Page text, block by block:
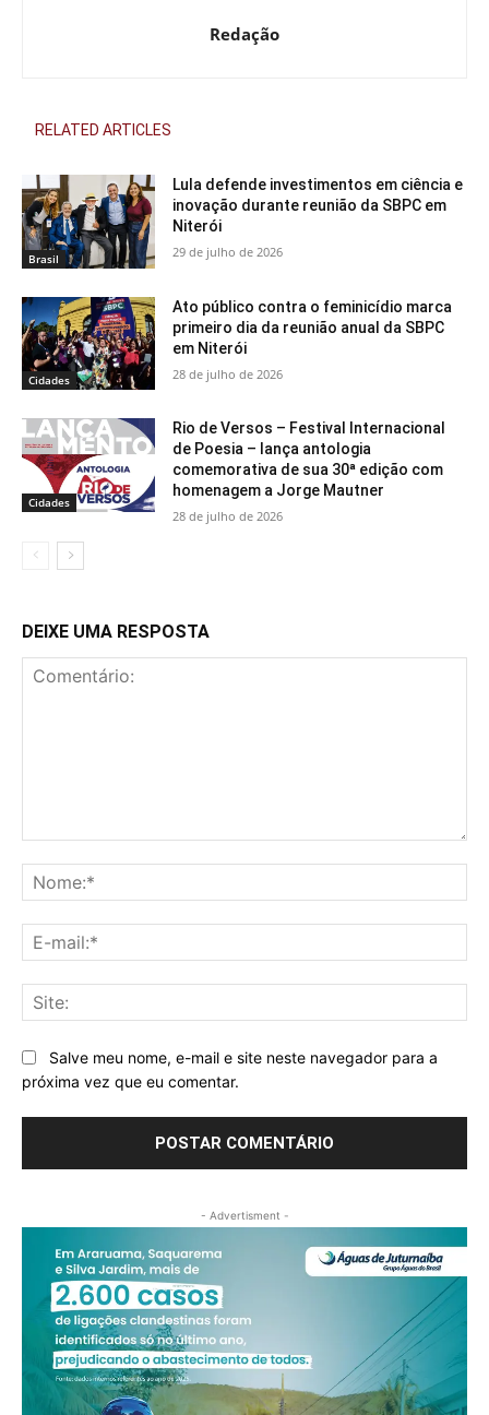
Redação
RELATED ARTICLES
Brasil
Lula defende investimentos em ciência e
inovação durante reunião da SBPC em
Niterói
29 de julho de 2026
Cidades
Ato público contra o feminicídio marca
primeiro dia da reunião anual da SBPC
em Niterói
28 de julho de 2026
Cidades
Rio de Versos – Festival Internacional
de Poesia – lança antologia
comemorativa de sua 30ª edição com
homenagem a Jorge Mautner
28 de julho de 2026
DEIXE UMA RESPOSTA
Salve meu nome, e-mail e site neste navegador para a
próxima vez que eu comentar.
- Advertisment -